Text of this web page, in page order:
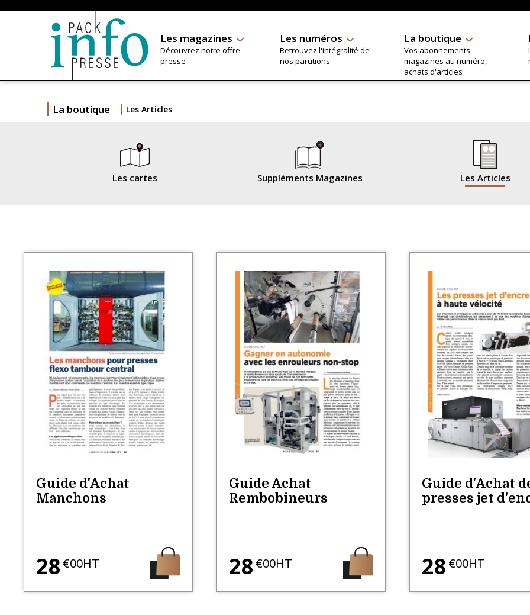
Les magazines
Découvrez notre offre
presse
Les numéros
Retrouvez l'intégralité de
nos parutions
La boutique
Vos abonnements,
magazines au numéro,
achats d'articles
La boutique Les Articles
Les cartes Suppléments Magazines Les Articles
Guide d'Achat
Manchons
28 €00HT
Guide Achat
Rembobineurs
28 €00HT
Guide d'Achat
presses jet
28 €00HT